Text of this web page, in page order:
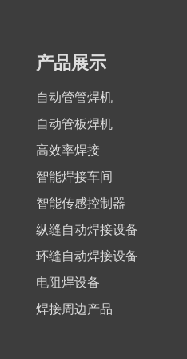
产品展示
自动管管焊机
自动管板焊机
高效率焊接
智能焊接车间
智能传感控制器
纵缝自动焊接设备
环缝自动焊接设备
电阻焊设备
焊接周边产品